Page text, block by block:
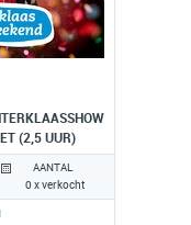
(2,5 UUR)
AANTAL
0 x verkocht